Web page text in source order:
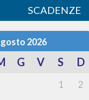
SCADENZE
2026
G V S D
1
2